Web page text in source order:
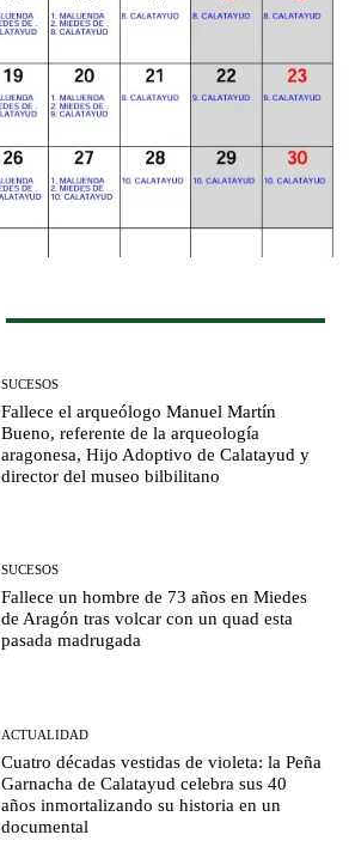
SUCESOS
Fallece el arqueólogo Manuel Martín
Bueno, referente de la arqueología
aragonesa, Hijo Adoptivo de Calatayud y
director del museo bilbilitano
SUCESOS
Fallece un hombre de 73 años en Miedes
de Aragón tras volcar con un quad esta
pasada madrugada
ACTUALIDAD
Cuatro décadas vestidas de violeta: la Peña
Garnacha de Calatayud celebra sus 40
años inmortalizando su historia en un
documental